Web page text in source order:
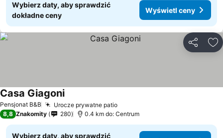
Wybierz daty, aby sprawdzić
dokładne ceny
Wyświetl ceny
Pensjonat B&B Urocze prywatne patio
Casa Giagoni
8,8 Znakomity 280 0.4 km do: Centrum
Wybierz daty, aby sprawdzić